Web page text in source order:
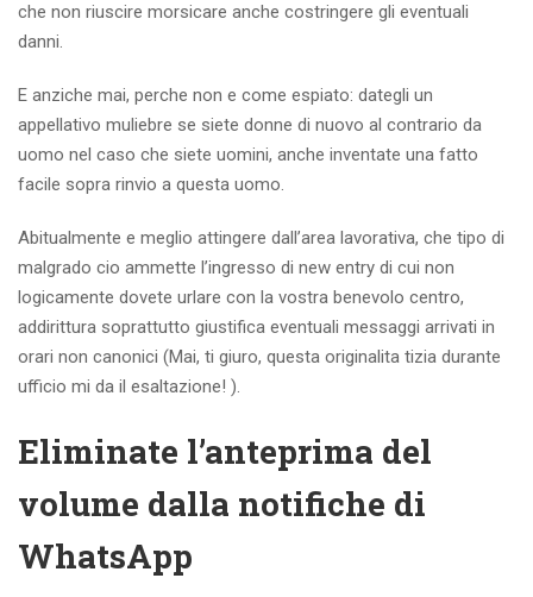
che non riuscire morsicare anche costringere gli eventuali
danni.
E anziche mai, perche non e come espiato: dategli un
appellativo muliebre se siete donne di nuovo al contrario da
uomo nel caso che siete uomini, anche inventate una fatto
facile sopra rinvio a questa uomo.
Abitualmente e meglio attingere dall’area lavorativa, che tipo di
malgrado cio ammette l’ingresso di new entry di cui non
logicamente dovete urlare con la vostra benevolo centro,
addirittura soprattutto giustifica eventuali messaggi arrivati in
orari non canonici (Mai, ti giuro, questa originalita tizia durante
ufficio mi da il esaltazione! ).
Eliminate l’anteprima del
volume dalla notifiche di
WhatsApp